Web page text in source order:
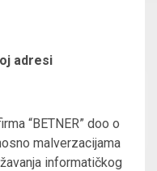
adresi
“BETNER” doo o
malverzacijama
informatičkog